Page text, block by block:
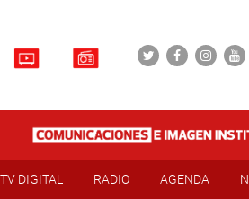
TV DIGITAL RADIO AGENDA